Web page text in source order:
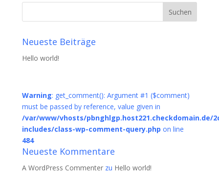
Neueste Beiträge
Hello world!
Warning: get_comment(): Argument #1 ($comment)
must be passed by reference, value given in
/var/www/vhosts/pbnghlgp.host221.checkdomain.de/
includes/class-wp-comment-query.php on line
484
Neueste Kommentare
A WordPress Commenterzu Hello world!